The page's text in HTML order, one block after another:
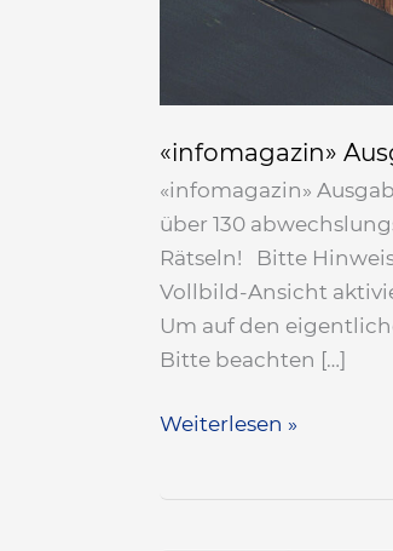
«infomagazin»
«infomagazin»
über 130
Rätseln! Bitte
Vollbild-Ansicht
Um auf den
Bitte beachten […]
Weiterlesen »